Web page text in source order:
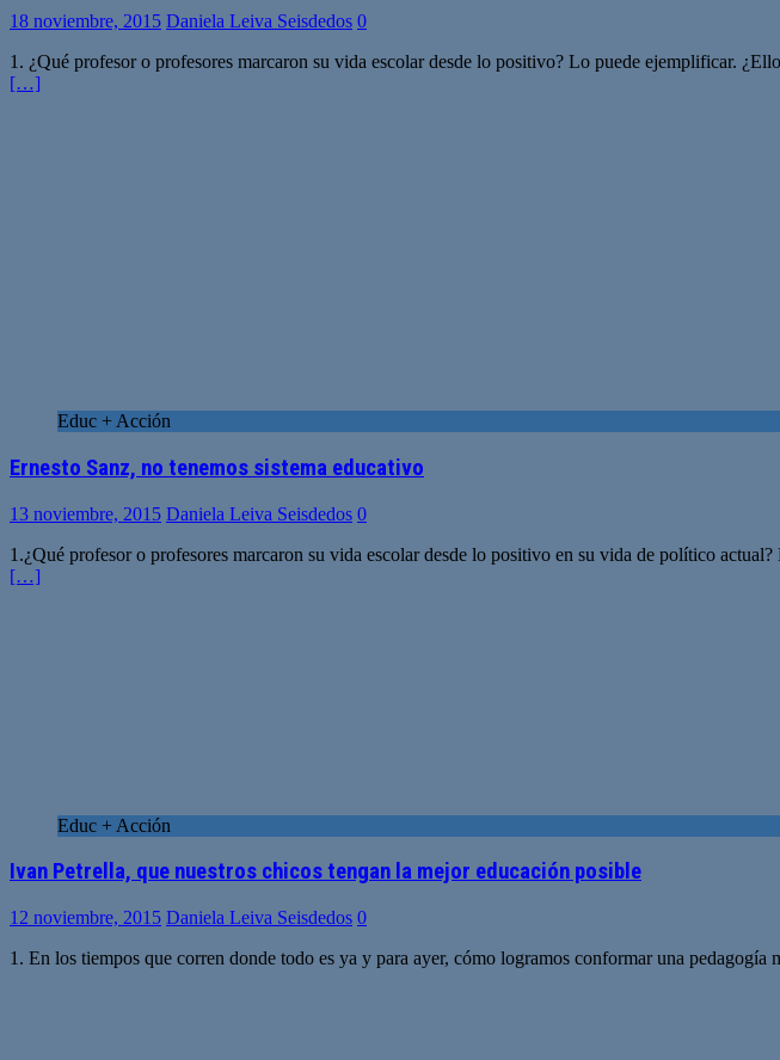
18 noviembre, 2015 Daniela Leiva Seisdedos 0
1. ¿Qué profesor o profesores marcaron su vida escolar desde lo positivo? Lo puede ejemplificar.
[…]
Educ + Acción
Ernesto Sanz, no tenemos sistema educativo
13 noviembre, 2015 Daniela Leiva Seisdedos 0
1.¿Qué profesor o profesores marcaron su vida escolar desde lo positivo en su vida de político
[…]
Educ + Acción
Ivan Petrella, que nuestros chicos tengan la mejor educación posible
12 noviembre, 2015 Daniela Leiva Seisdedos 0
1. En los tiempos que corren donde todo es ya y para ayer, cómo logramos conformar una